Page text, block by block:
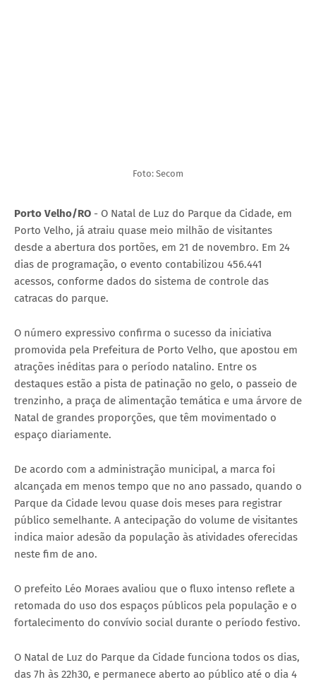
Foto: Secom
Porto Velho/RO - O Natal de Luz do Parque da Cidade, em
Porto Velho, já atraiu quase meio milhão de visitantes
desde a abertura dos portões, em 21 de novembro. Em 24
dias de programação, o evento contabilizou 456.441
acessos, conforme dados do sistema de controle das
catracas do parque.
O número expressivo confirma o sucesso da iniciativa
promovida pela Prefeitura de Porto Velho, que apostou em
atrações inéditas para o período natalino. Entre os
destaques estão a pista de patinação no gelo, o passeio de
trenzinho, a praça de alimentação temática e uma árvore de
Natal de grandes proporções, que têm movimentado o
espaço diariamente.
De acordo com a administração municipal, a marca foi
alcançada em menos tempo que no ano passado, quando o
Parque da Cidade levou quase dois meses para registrar
público semelhante. A antecipação do volume de visitantes
indica maior adesão da população às atividades oferecidas
neste fim de ano.
O prefeito Léo Moraes avaliou que o fluxo intenso reflete a
retomada do uso dos espaços públicos pela população e o
fortalecimento do convívio social durante o período festivo.
O Natal de Luz do Parque da Cidade funciona todos os dias,
das 7h às 22h30, e permanece aberto ao público até o dia 4